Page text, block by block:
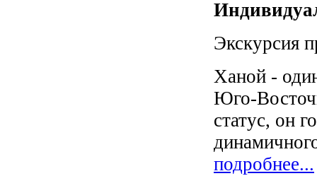
Экскурсия
Ханой -
Юго-
статус, он
подробнее...